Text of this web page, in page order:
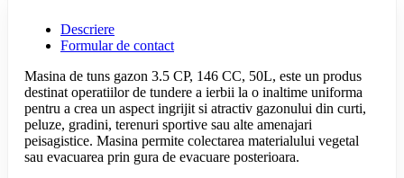
Descriere
Formular de contact
Masina de tuns gazon 3.5 CP, 146 CC, 50L, este un produs
destinat operatiilor de tundere a ierbii la o inaltime uniforma
pentru a crea un aspect ingrijit si atractiv gazonului din curti,
peluze, gradini, terenuri sportive sau alte amenajari
peisagistice. Masina permite colectarea materialului vegetal
sau evacuarea prin gura de evacuare posterioara.